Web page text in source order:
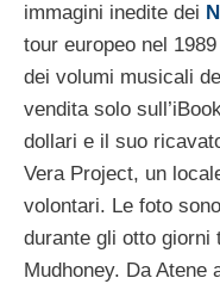
immagini inedite dei
tour europeo nel
dei volumi musicali
vendita solo
dollari e il suo
Vera Project, un
volontari. Le foto
durante gli otto giorni
Mudhoney. Da Atene